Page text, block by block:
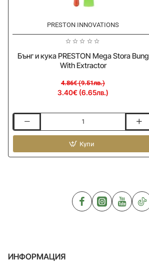
PRESTON INNOVATIONS
Бънг и кука PRESTON Mega Stora Bung
With Extractor
3.40€ (6.65лв.)
4.86€ (9.51лв.)
и
PRESTON
Купи
ИНФОРМАЦИЯ